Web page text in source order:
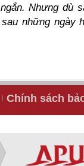
Nhưng dù
những ngày
Chính sách